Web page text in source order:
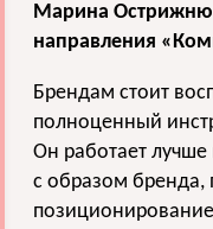
Марина
направления
Брендам стоит
полноценный
Он работает лучше
с образом бренда,